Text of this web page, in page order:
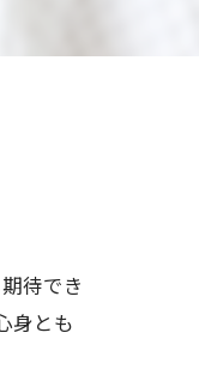
待でき
身とも